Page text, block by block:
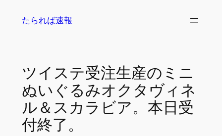
たられば速報
ツイステ受注生産のミニ
ぬいぐるみオクタヴィネ
ル＆スカラビア。本日受
付終了。